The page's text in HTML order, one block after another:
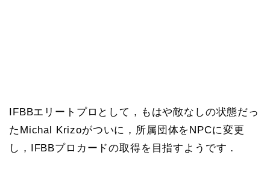
IFBBエリートプロとして，もはや敵なしの状態だっ
たMichal Krizoがついに，所属団体をNPCに変更
し，IFBBプロカードの取得を目指すようです．